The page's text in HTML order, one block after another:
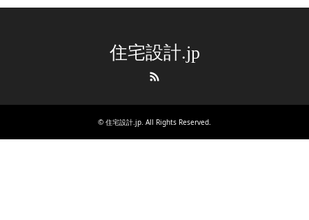
住宅設計.jp
© 住宅設計.jp. All Rights Reserved.